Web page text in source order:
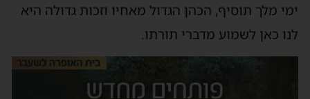
ימי מלך תוסיף, הכהן הגדול מאחיו וזכות גדולה היא
לנו כאן לשמוע מדברי תורתו.